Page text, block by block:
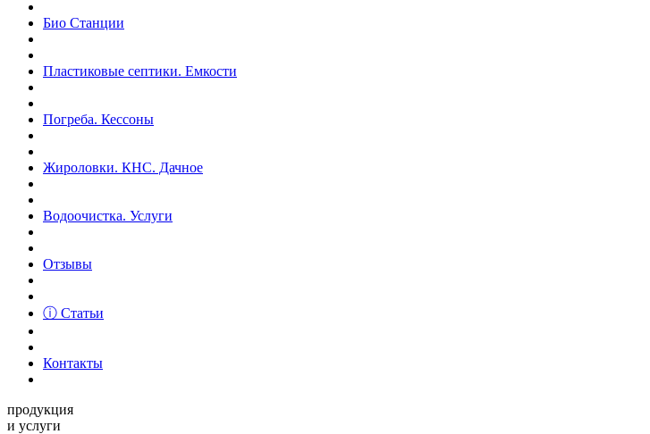
Био Станции
Пластиковые септики. Емкости
Погреба. Кессоны
Жироловки. КНС. Дачное
Водоочистка. Услуги
Отзывы
ⓘ Статьи
Контакты
продукция
и услуги